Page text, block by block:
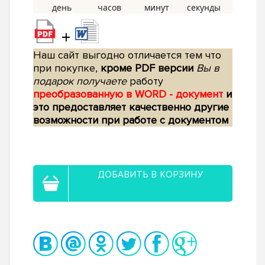
+
Наш сайт выгодно отличается тем что
при покупке, кроме PDF версии Вы в
подарок получаетеработу
преобразованную в WORD - документ и
это предоставляет качественно другие
возможности при работе с документом
ДОБАВИТЬ В КОРЗИНУ